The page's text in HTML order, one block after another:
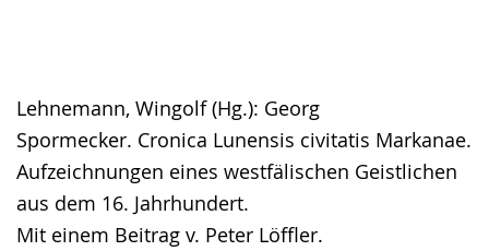
Lehnemann, Wingolf (Hg.): Georg
Spormecker. Cronica Lunensis civitatis Markanae.
Aufzeichnungen eines westfälischen Geistlichen
aus dem 16. Jahrhundert.
Mit einem Beitrag v. Peter Löffler.